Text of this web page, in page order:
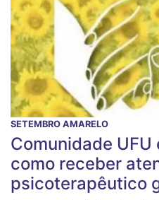
SETEMBRO AMARELO
Comunidade UFU
como receber
psicoterapêutico